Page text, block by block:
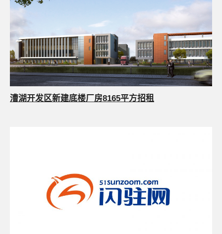
漕湖开发区新建底楼厂房8165平方招租